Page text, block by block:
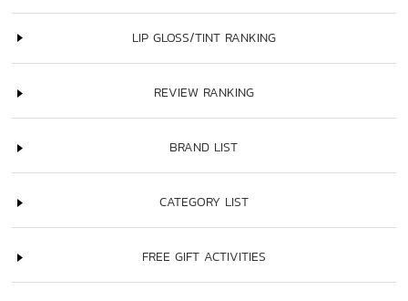
LIP GLOSS/TINT RANKING
REVIEW RANKING
BRAND LIST
CATEGORY LIST
FREE GIFT ACTIVITIES